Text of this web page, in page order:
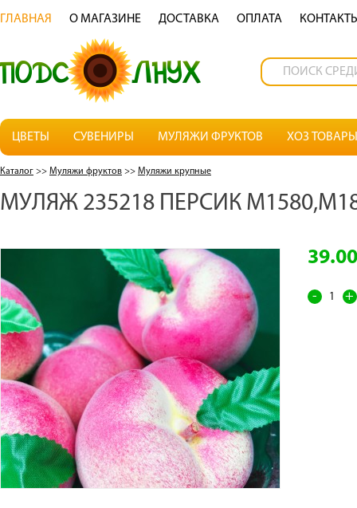
ГЛАВНАЯ О МАГАЗИНЕ ДОСТАВКА OПЛАТА
ЦВЕТЫ СУВЕНИРЫ МУЛЯЖИ ФРУКТОВ ХОЗ ТОВАРЫ
Каталог >> Муляжи фруктов >> Муляжи крупные
МУЛЯЖ 235218 ПЕРСИК
39.00
- +